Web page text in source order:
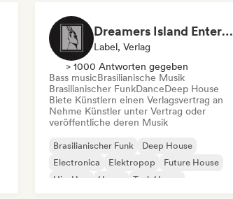
Dreamers Island Entertainment
Label, Verlag
> 1000 Antworten gegeben
Bass musicBrasilianische Musik
Brasilianischer FunkDanceDeep House
Biete Künstlern einen Verlagsvertrag an
Nehme Künstler unter Vertrag oder
veröffentliche deren Musik
Brasilianischer Funk
Deep House
Electronica
Elektropop
Future House
Hip-Hop
House Tech House